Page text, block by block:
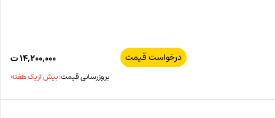
درخواست قیمت ۱۴,۲۰۰,۰۰۰ت
بروزرسانی قیمت:بیش از یک هفته